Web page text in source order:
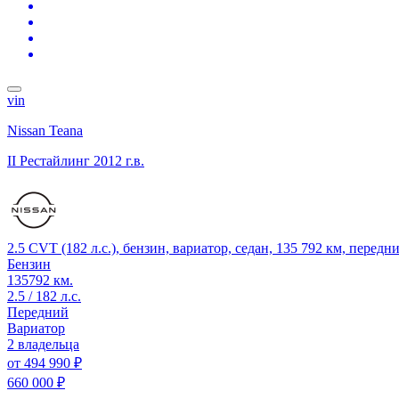
vin
Nissan Teana
II Рестайлинг 2012 г.в.
2.5 CVT (182 л.с.), бензин, вариатор, седан, 135 792 км,
Бензин
135792 км.
2.5 / 182 л.с.
Передний
Вариатор
2 владельца
от 494 990 ₽
660 000 ₽